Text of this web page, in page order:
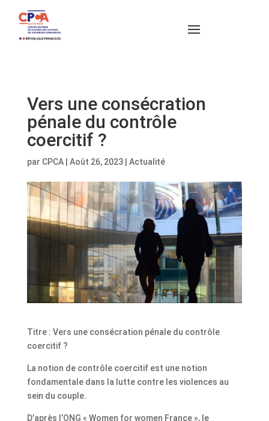
Vers une consécration
pénale du contrôle
coercitif ?
par CPCA| Août 26, 2023| Actualité
Titre : Vers une consécration pénale du contrôle
coercitif ?
La notion de contrôle coercitif est une notion
fondamentale dans la lutte contre les violences au
sein du couple.
D’après l’ONG « Women for women France », le